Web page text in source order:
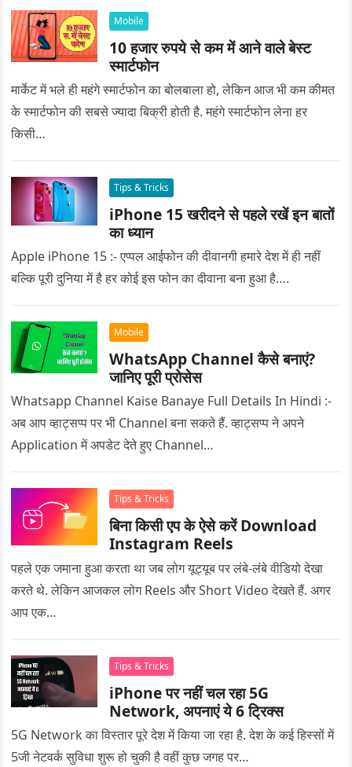
Mobile
10 हजार रुपये से कम में आने वाले बेस्ट
स्मार्टफोन
मार्केट में भले ही महंगे स्मार्टफोन का बोलबाला हो, लेकिन आज भी कम कीमत
के स्मार्टफोन की सबसे ज्यादा बिक्री होती है. महंगे स्मार्टफोन लेना हर
किसी…
Tips & Tricks
iPhone 15 खरीदने से पहले रखें इन बातों
का ध्यान
Apple iPhone 15 :- एप्पल आईफोन की दीवानगी हमारे देश में ही नहीं
बल्कि पूरी दुनिया में है हर कोई इस फोन का दीवाना बना हुआ है….
Mobile
WhatsApp Channel कैसे बनाएं?
जानिए पूरी प्रोसेस
Whatsapp Channel Kaise Banaye Full Details In Hindi :-
अब आप व्हाट्सप्प पर भी Channel बना सकते हैं. व्हाट्सप्प ने अपने
Application में अपडेट देते हुए Channel…
Tips & Tricks
बिना किसी एप के ऐसे करें Download
Instagram Reels
पहले एक जमाना हुआ करता था जब लोग यूट्यूब पर लंबे-लंबे वीडियो देखा
करते थे. लेकिन आजकल लोग Reels और Short Video देखते हैं. अगर
आप एक…
Tips & Tricks
iPhone पर नहीं चल रहा 5G
Network, अपनाएं ये 6 ट्रिक्स
5G Network का विस्तार पूरे देश में किया जा रहा है. देश के कई हिस्सों में
5जी नेटवर्क सुविधा शुरू हो चुकी है वहीं कुछ जगह पर…